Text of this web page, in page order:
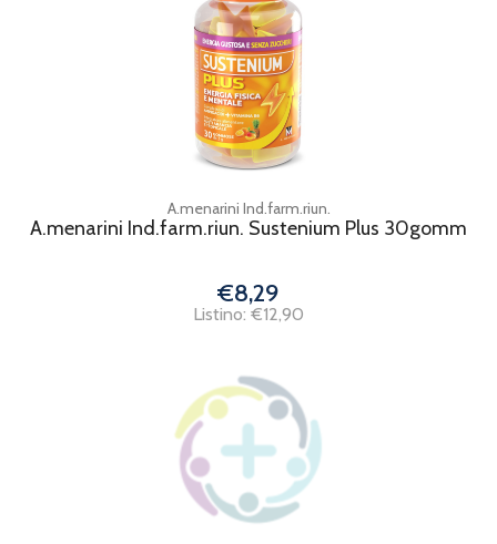
A.menarini Ind.farm.riun.
A.menarini Ind.farm.riun. Sustenium Plus 30gomm
€8,29
Listino: €12,90